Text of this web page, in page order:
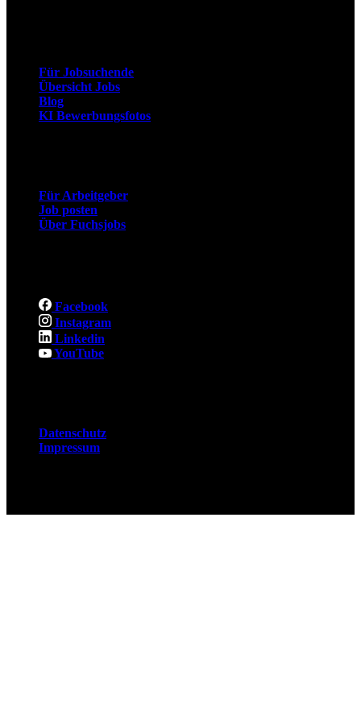
Für Jobsuchende
Übersicht Jobs
Blog
KI Bewerbungsfotos
Für Arbeitgeber
Job posten
Über Fuchsjobs
Facebook
Instagram
Linkedin
YouTube
Datenschutz
Impressum